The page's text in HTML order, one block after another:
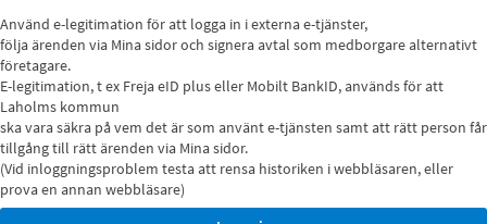
Använd e-legitimation för att logga in i externa e-tjänster,
följa ärenden via Mina sidor och signera avtal som medborgare alternativt
företagare.
E-legitimation, t ex Freja eID plus eller Mobilt BankID, används för att
Laholms kommun
ska vara säkra på vem det är som använt e-tjänsten samt att rätt person får
tillgång till rätt ärenden via Mina sidor.
(Vid inloggningsproblem testa att rensa historiken i webbläsaren, eller
prova en annan webbläsare)